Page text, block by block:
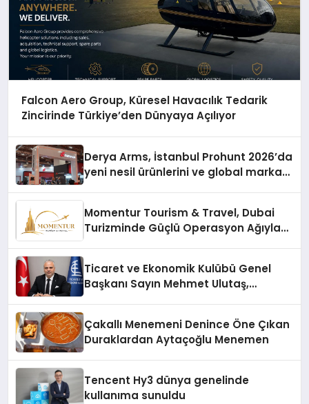
Falcon Aero Group, Küresel Havacılık Tedarik
Zincirinde Türkiye’den Dünyaya Açılıyor
Derya Arms, İstanbul Prohunt 2026’da
yeni nesil ürünlerini ve global marka
Momentur Tourism & Travel, Dubai
Turizminde Güçlü Operasyon Ağıyla
Ticaret ve Ekonomik Kulübü Genel
Başkanı Sayın Mehmet Ulutaş,
Çakallı Menemeni Denince Öne Çıkan
Duraklardan Aytaçoğlu Menemen
Tencent Hy3 dünya genelinde
kullanıma sunuldu